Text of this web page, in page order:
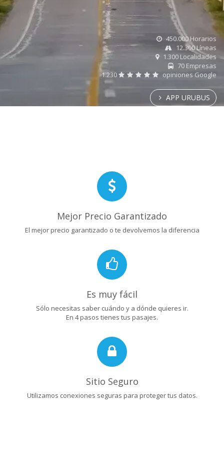
450.000 Horarios
12.300 Líneas
1.300 Localidades
70 Empresas
1.230
opiniones Google
APP URUBUS
Mejor Precio Garantizado
El mejor precio garantizado o te devolvemos la diferencia
Es muy fácil
Sólo necesitas saber cuándo y a dónde quieres ir.
En 4 pasos tienes tus pasajes.
Sitio Seguro
Utilizamos conexiones seguras para proteger tus datos.